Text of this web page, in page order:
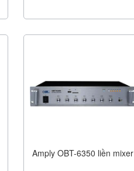
Amply OBT-6350 liền mixer